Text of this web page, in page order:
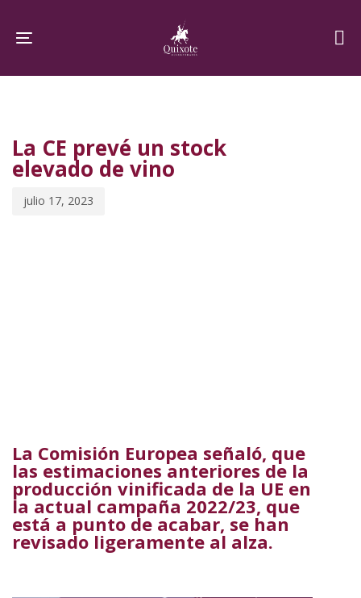
links
content
Toggle navigation
La CE prevé un stock
elevado de vino
julio 17, 2023
La Comisión Europea señaló, que
las estimaciones anteriores de la
producción vinificada de la UE en
la actual campaña 2022/23, que
está a punto de acabar, se han
revisado ligeramente al alza.